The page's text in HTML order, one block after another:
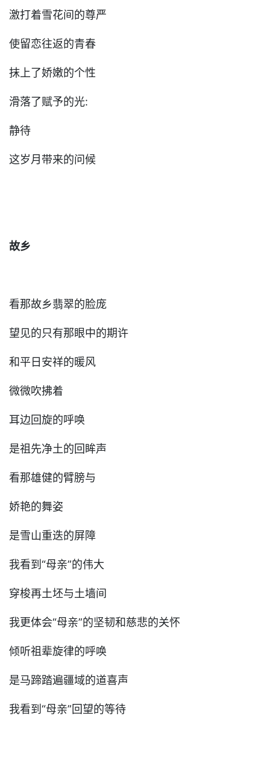
激打着雪花间的尊严
使留恋往返的青春
抹上了娇嫩的个性
滑落了赋予的光:
静待
这岁月带来的问候
故乡
看那故乡翡翠的脸庞
望见的只有那眼中的期许
和平日安祥的暖风
微微吹拂着
耳边回旋的呼唤
是祖先净土的回眸声
看那雄健的臂膀与
娇艳的舞姿
是雪山重迭的屏障
我看到“母亲”的伟大
穿梭再土坯与土墙间
我更体会“母亲”的坚韧和慈悲的关怀
倾听祖辈旋律的呼唤
是马蹄踏遍疆域的道喜声
我看到“母亲”回望的等待